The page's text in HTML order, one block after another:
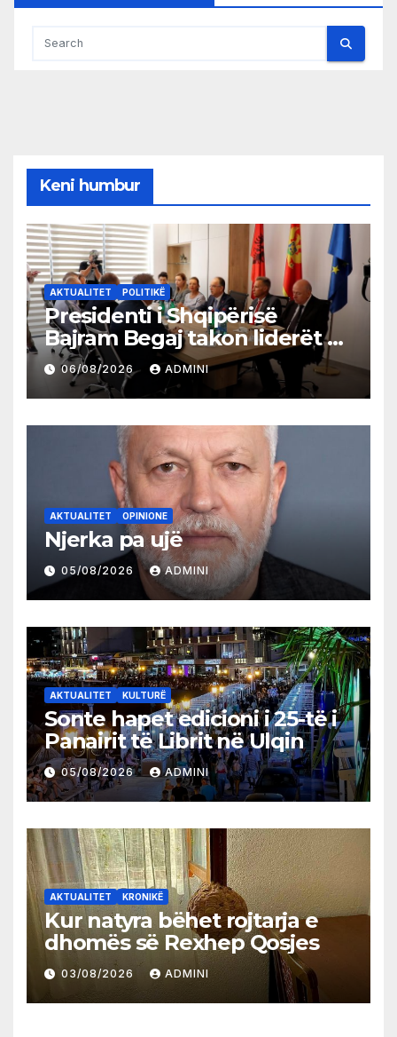
Keni humbur
AKTUALITET POLITIKË
Presidenti i Shqipërisë
Bajram Begaj takon liderët e
partive shqiptare në Ulqin
06/08/2026 ADMINI
AKTUALITET OPINIONE
Njerka pa ujë
05/08/2026 ADMINI
AKTUALITET KULTURË
Sonte hapet edicioni i 25-të i
Panairit të Librit në Ulqin
05/08/2026 ADMINI
AKTUALITET KRONIKË
Kur natyra bëhet rojtarja e
dhomës së Rexhep Qosjes
03/08/2026 ADMINI